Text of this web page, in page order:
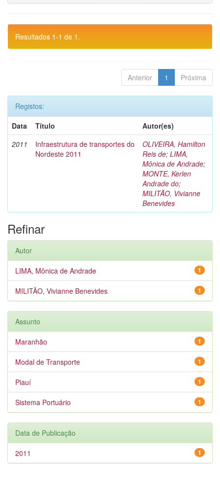
Resultados 1-1 de 1.
Anterior 1 Próxima
Registos:
Data
Título
Autor(es)
2011
Infraestrutura de transportes do
Nordeste 2011
OLIVEIRA, Hamilton
Reis de; LIMA,
Mônica de Andrade;
MONTE, Kerlen
Andrade do;
MILITÃO, Vivianne
Benevides
Refinar
Autor
1
LIMA, Mônica de Andrade
1
MILITÃO, Vivianne Benevides
Assunto
1
Maranhão
1
Modal de Transporte
1
Piauí
1
Sistema Portuário
Data de Publicação
1
2011